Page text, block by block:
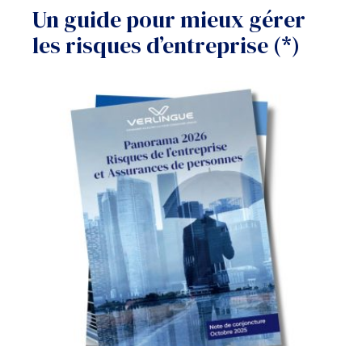
Un guide pour mieux gérer
les risques d’entreprise (*)